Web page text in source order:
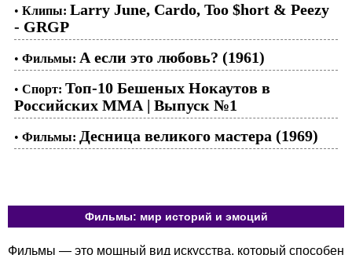
• Клипы: Larry June, Cardo, Too $hort & Peezy
- GRGP
• Фильмы: А если это любовь? (1961)
• Спорт: Топ-10 Бешеных Нокаутов в
Российских ММА | Выпуск №1
• Фильмы: Десница великого мастера (1969)
Фильмы: мир историй и эмоций
Фильмы — это мощный вид искусства, который способен